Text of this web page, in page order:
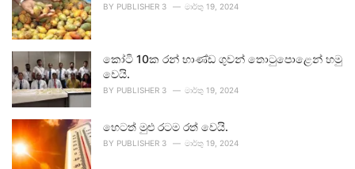
BY PUBLISHER 3 මාර්තු 19, 2024
කෝටි 10ක රන් භාණ්ඩ ගුවන් තොටුපොළෙන් හමු
වෙයි.
BY PUBLISHER 3 මාර්තු 19, 2024
හෙටත් මුළු රටම රත් වෙයි.
BY PUBLISHER 3 මාර්තු 19, 2024